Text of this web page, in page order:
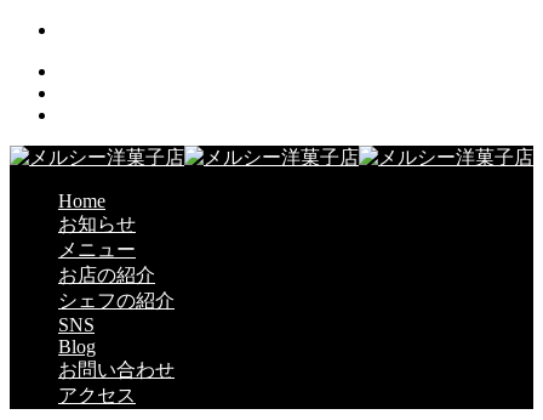
Home
お知らせ
メニュー
お店の紹介
シェフの紹介
SNS
Blog
お問い合わせ
アクセス